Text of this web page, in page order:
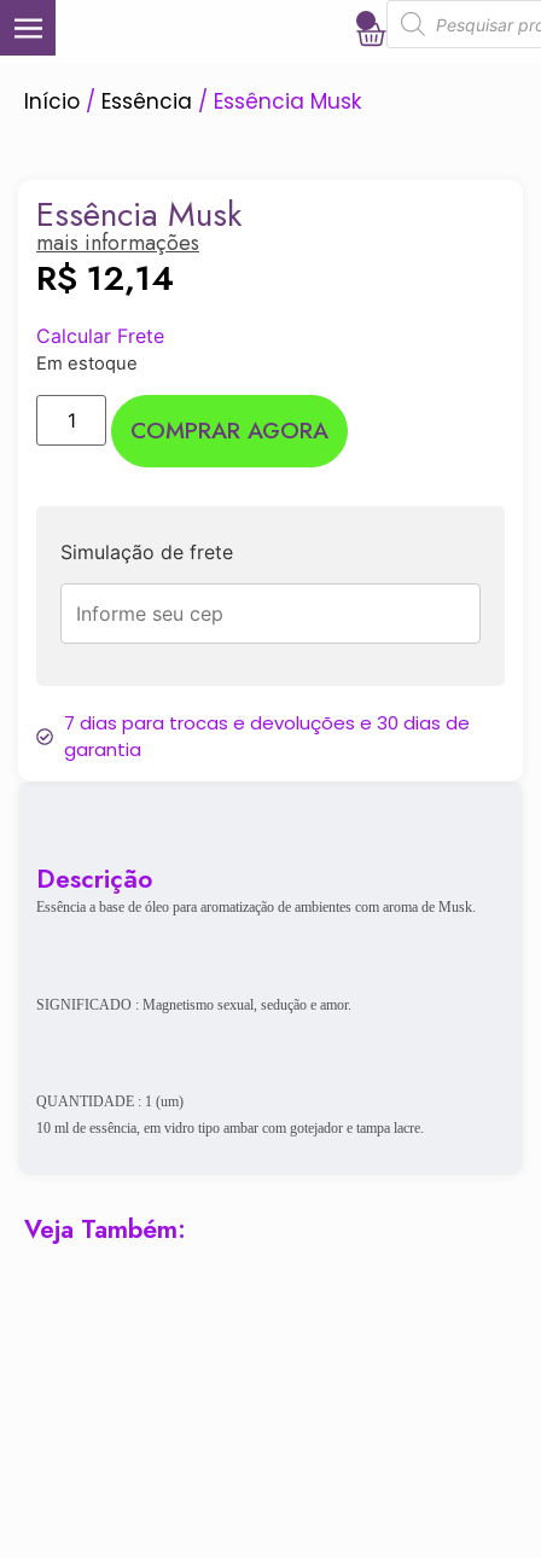
Início / Essência / Essência Musk
Descrição
Essência a base de óleo para aromatização de ambientes com aroma de Musk.
SIGNIFICADO : Magnetismo sexual, sedução e amor.
QUANTIDADE : 1 (um)
10 ml de essência, em vidro tipo ambar com gotejador e tampa lacre.
Essência Musk
mais informações
R$ 12,14
Calcular Frete
Em estoque
COMPRAR AGORA
Simulação de frete
7 dias para trocas e devoluções e 30 dias de
garantia
Veja Também: